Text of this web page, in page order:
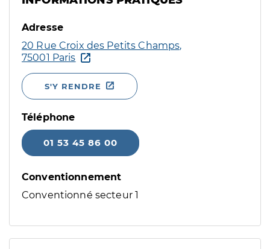
Adresse
20 Rue Croix des Petits Champs,
75001 Paris
S'Y RENDRE
Téléphone
01 53 45 86 00
Conventionnement
Conventionné secteur 1